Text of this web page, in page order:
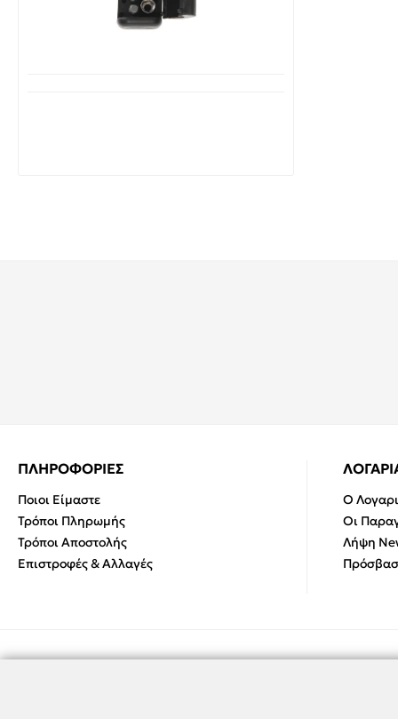
ΠΛΗΡΟΦΟΡΙΕΣ
Ποιοι Είμαστε
Τρόποι Πληρωμής
Τρόποι Αποστολής
Επιστροφές & Αλλαγές
Ο
Οι
Λήψη